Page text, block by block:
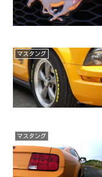
マスタング
マスタング